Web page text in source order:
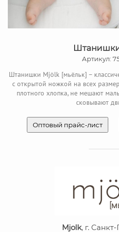
Артикул:
Штанишки Mjölk [мьёльк] –
с открытой ножкой на всех
плотного хлопка, не мешают
сковывают
Оптовый прайс-лист
Mjolk, г.